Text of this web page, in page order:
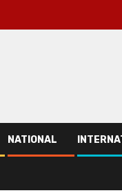
NATIONAL